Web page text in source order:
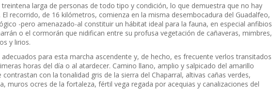
larga de personas de todo tipo y condición, lo que demuestra que no hay
El recorrido, de 16 kilómetros, comienza en la misma desembocadura del Guadalfeo,
-pero amenazado-al constituir un hábitat ideal para la fauna, en especial anfibios
o el cormorán que nidifican entre su profusa vegetación de cañaveras, mimbres,
y lirios.
para esta marcha ascendente y, de hecho, es frecuente verlos transitados
horas del día o al atardecer. Camino llano, amplio y salpicado del amarillo
con la tonalidad gris de la sierra del Chaparral, altivas cañas verdes,
muros ocres de la fortaleza, fértil vega regada por acequias y canalizaciones del